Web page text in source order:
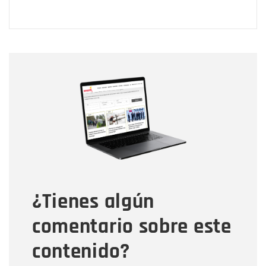
¿Tienes algún
comentario sobre este
contenido?
Correo electrónico
Tipo de comentario
Mensaje